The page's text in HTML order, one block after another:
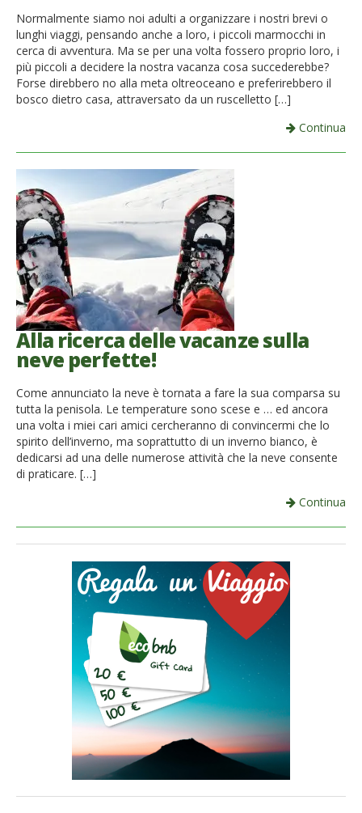
French
Italiano
Normalmente siamo noi adulti a organizzare i nostri brevi o
lunghi viaggi, pensando anche a loro, i piccoli marmocchi in
cerca di avventura. Ma se per una volta fossero proprio loro, i
più piccoli a decidere la nostra vacanza cosa succederebbe?
Forse direbbero no alla meta oltreoceano e preferirebbero il
bosco dietro casa, attraversato da un ruscelletto […]
Continua
Alla ricerca delle vacanze sulla
neve perfette!
Come annunciato la neve è tornata a fare la sua comparsa su
tutta la penisola. Le temperature sono scese e … ed ancora
una volta i miei cari amici cercheranno di convincermi che lo
spirito dell’inverno, ma soprattutto di un inverno bianco, è
dedicarsi ad una delle numerose attività che la neve consente
di praticare. […]
Continua